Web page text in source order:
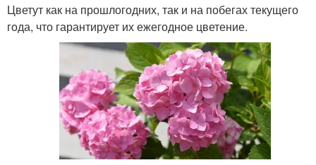
Цветут как на прошлогодних, так и на побегах текущего
года, что гарантирует их ежегодное цветение.